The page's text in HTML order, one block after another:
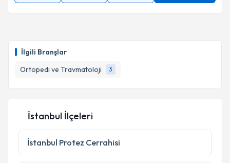
İlgili Branşlar
Ortopedi ve Travmatoloji
3
İstanbul İlçeleri
İstanbul Protez Cerrahisi